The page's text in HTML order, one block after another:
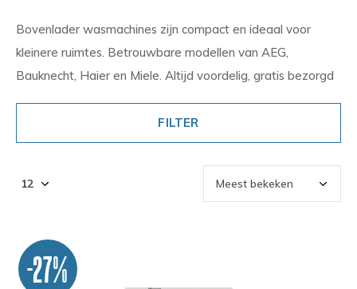
Bovenlader wasmachines zijn compact en ideaal voor
kleinere ruimtes. Betrouwbare modellen van AEG,
Bauknecht, Haier en Miele. Altijd voordelig, gratis bezorgd
FILTER
-27%